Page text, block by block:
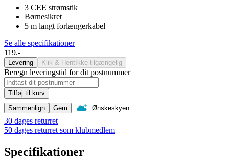
3 CEE strømstik
Børnesikret
5 m langt forlængerkabel
Se alle specifikationer
119.-
Levering Klik & Hent Ikke tilgængelig
Beregn leveringstid for dit postnummer
Tilføj til kurv
Sammenlign
Gem Ønskeskyen
30 dages returret
50 dages returret som klubmedlem
Specifikationer